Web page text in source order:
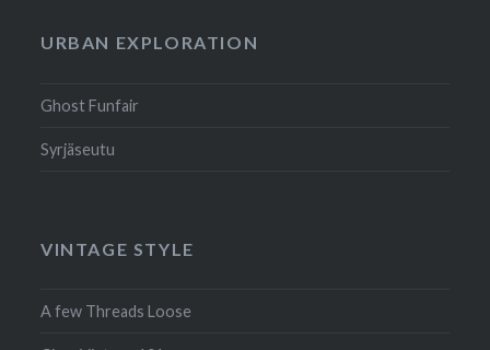
URBAN EXPLORATION
Ghost Funfair
Syrjäseutu
VINTAGE STYLE
A few Threads Loose